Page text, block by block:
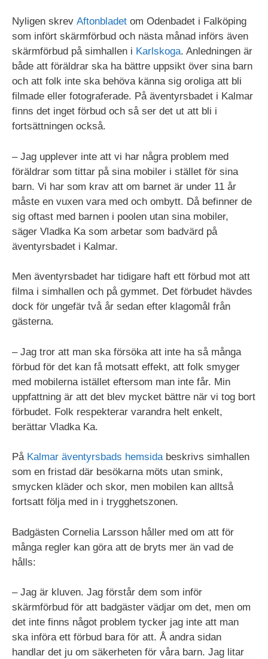
Nyligen skrev Aftonbladet om Odenbadet i Falköping
som infört skärmförbud och nästa månad införs även
skärmförbud på simhallen i Karlskoga. Anledningen är
både att föräldrar ska ha bättre uppsikt över sina barn
och att folk inte ska behöva känna sig oroliga att bli
filmade eller fotograferade. På äventyrsbadet i Kalmar
finns det inget förbud och så ser det ut att bli i
fortsättningen också.
– Jag upplever inte att vi har några problem med
föräldrar som tittar på sina mobiler i stället för sina
barn. Vi har som krav att om barnet är under 11 år
måste en vuxen vara med och ombytt. Då befinner de
sig oftast med barnen i poolen utan sina mobiler,
säger Vladka Ka som arbetar som badvärd på
äventyrsbadet i Kalmar.
Men äventyrsbadet har tidigare haft ett förbud mot att
filma i simhallen och på gymmet. Det förbudet hävdes
dock för ungefär två år sedan efter klagomål från
gästerna.
– Jag tror att man ska försöka att inte ha så många
förbud för det kan få motsatt effekt, att folk smyger
med mobilerna istället eftersom man inte får. Min
uppfattning är att det blev mycket bättre när vi tog bort
förbudet. Folk respekterar varandra helt enkelt,
berättar Vladka Ka.
På Kalmar äventyrsbads hemsidabeskrivs simhallen
som en fristad där besökarna möts utan smink,
smycken kläder och skor, men mobilen kan alltså
fortsatt följa med in i trygghetszonen.
Badgästen Cornelia Larsson håller med om att för
många regler kan göra att de bryts mer än vad de
hålls:
– Jag är kluven. Jag förstår dem som inför
skärmförbud för att badgäster vädjar om det, men om
det inte finns något problem tycker jag inte att man
ska införa ett förbud bara för att. Å andra sidan
handlar det ju om säkerheten för våra barn. Jag litar